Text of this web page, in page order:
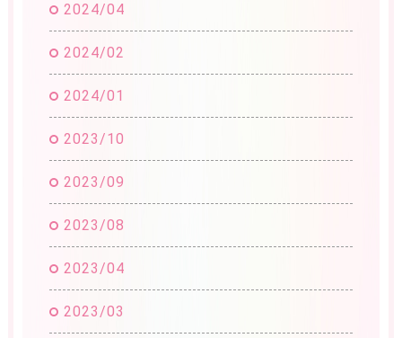
2024/04
2024/02
2024/01
2023/10
2023/09
2023/08
2023/04
2023/03